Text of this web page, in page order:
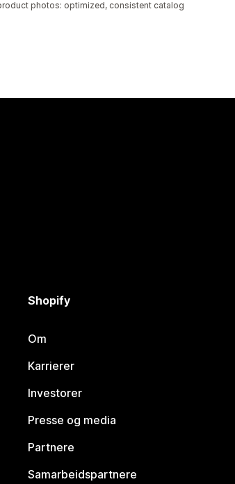
photos: optimized, consistent catalog
Shopify
Om
Karrierer
Investorer
Presse og media
Partnere
Samarbeidspartnere